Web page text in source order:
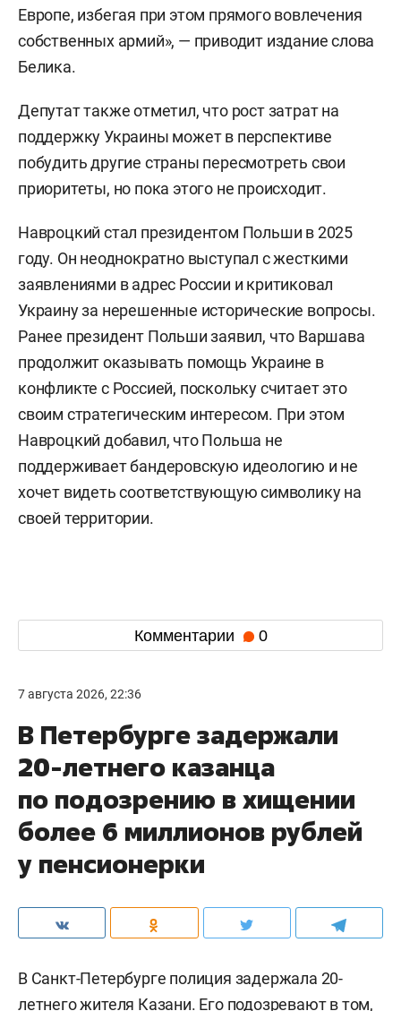
Европе, избегая при этом прямого вовлечения
собственных армий», — приводит издание слова
Белика.
Депутат также отметил, что рост затрат на
поддержку Украины может в перспективе
побудить другие страны пересмотреть свои
приоритеты, но пока этого не происходит.
Навроцкий стал президентом Польши в 2025
году. Он неоднократно выступал с жесткими
заявлениями в адрес России и критиковал
Украину за нерешенные исторические вопросы.
Ранее президент Польши заявил, что Варшава
продолжит оказывать помощь Украине в
конфликте с Россией, поскольку считает это
своим стратегическим интересом. При этом
Навроцкий добавил, что Польша не
поддерживает бандеровскую идеологию и не
хочет видеть соответствующую символику на
своей территории.
Комментарии 0
7 августа 2026, 22:36
В Петербурге задержали
20-летнего казанца
по подозрению в хищении
более 6 миллионов рублей
у пенсионерки
В Санкт-Петербурге полиция задержала 20-
летнего жителя Казани. Его подозревают в том,